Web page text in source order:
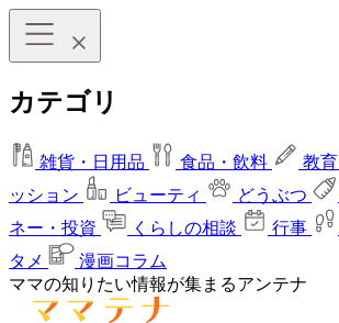
カテゴリ
雑貨・日用品 食品・飲料 教育
ッション
ビューティ どうぶつ
ネー・投資
くらしの相談 行事
タメ
漫画コラム
ママの知りたい情報が集まるアンテナ